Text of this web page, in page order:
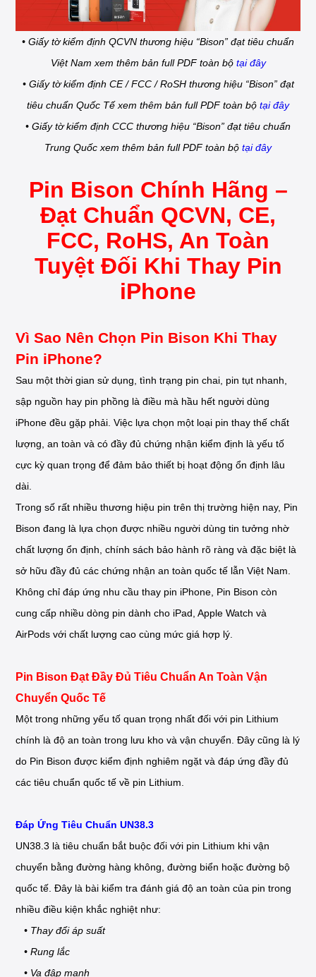
• Giấy tờ kiểm định QCVN thương hiệu “Bison” đạt tiêu chuẩn
Việt Nam xem thêm bản full PDF toàn bộ tại đây
• Giấy tờ kiểm định CE / FCC / RoSH thương hiệu “Bison” đạt
tiêu chuẩn Quốc Tế xem thêm bản full PDF toàn bộ tại đây
• Giấy tờ kiểm định CCC thương hiệu “Bison” đạt tiêu chuẩn
Trung Quốc xem thêm bản full PDF toàn bộ tại đây
Pin Bison Chính Hãng –
Đạt Chuẩn QCVN, CE,
FCC, RoHS, An Toàn
Tuyệt Đối Khi Thay Pin
iPhone
Vì Sao Nên Chọn Pin Bison Khi Thay
Pin iPhone?
Sau một thời gian sử dụng, tình trạng pin chai, pin tụt nhanh,
sập nguồn hay pin phồng là điều mà hầu hết người dùng
iPhone đều gặp phải. Việc lựa chọn một loại pin thay thế chất
lượng, an toàn và có đầy đủ chứng nhận kiểm định là yếu tố
cực kỳ quan trọng để đảm bảo thiết bị hoạt động ổn định lâu
dài.
Trong số rất nhiều thương hiệu pin trên thị trường hiện nay, Pin
Bison đang là lựa chọn được nhiều người dùng tin tưởng nhờ
chất lượng ổn định, chính sách bảo hành rõ ràng và đặc biệt là
sở hữu đầy đủ các chứng nhận an toàn quốc tế lẫn Việt Nam.
Không chỉ đáp ứng nhu cầu thay pin iPhone, Pin Bison còn
cung cấp nhiều dòng pin dành cho iPad, Apple Watch và
AirPods với chất lượng cao cùng mức giá hợp lý.
Pin Bison Đạt Đầy Đủ Tiêu Chuẩn An Toàn Vận
Chuyển Quốc Tế
Một trong những yếu tố quan trọng nhất đối với pin Lithium
chính là độ an toàn trong lưu kho và vận chuyển. Đây cũng là lý
do Pin Bison được kiểm định nghiêm ngặt và đáp ứng đầy đủ
các tiêu chuẩn quốc tế về pin Lithium.
Đáp Ứng Tiêu Chuẩn UN38.3
UN38.3 là tiêu chuẩn bắt buộc đối với pin Lithium khi vận
chuyển bằng đường hàng không, đường biển hoặc đường bộ
quốc tế. Đây là bài kiểm tra đánh giá độ an toàn của pin trong
nhiều điều kiện khắc nghiệt như:
• Thay đổi áp suất
• Rung lắc
• Va đập mạnh